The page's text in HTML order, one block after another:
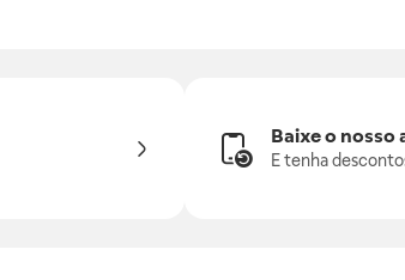
Baixe o nosso
E tenha